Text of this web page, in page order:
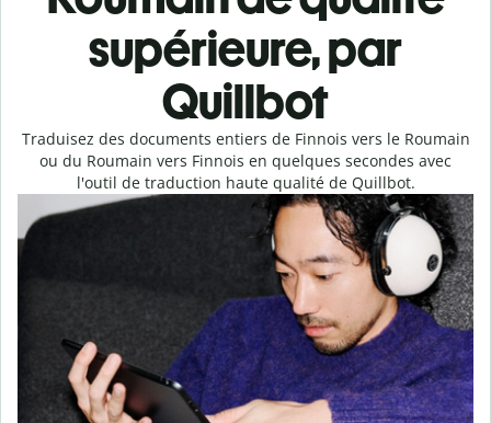
supérieure, par
Quillbot
Traduisez des documents entiers de Finnois vers le Roumain
ou du Roumain vers Finnois en quelques secondes avec
l'outil de traduction haute qualité de Quillbot.